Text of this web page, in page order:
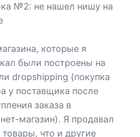
№2: не нашел нишу на
которые я
были построены на
dropshipping (покупка
у поставщика после
заказа в
магазин). Я продавал
что и другие